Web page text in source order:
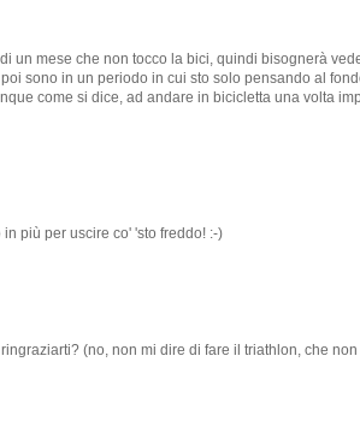
un mese che non tocco la bici, quindi bisognerà
sono in un periodo in cui sto solo pensando al
come si dice, ad andare in bicicletta una volta
più per uscire co' 'sto freddo! :-)
(no, non mi dire di fare il triathlon, che